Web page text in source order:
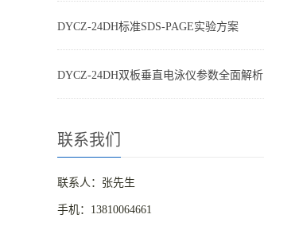
DYCZ-24DH标准SDS-PAGE实验方案
DYCZ-24DH双板垂直电泳仪参数全面解析
联系我们
联系人：张先生
手机：13810064661